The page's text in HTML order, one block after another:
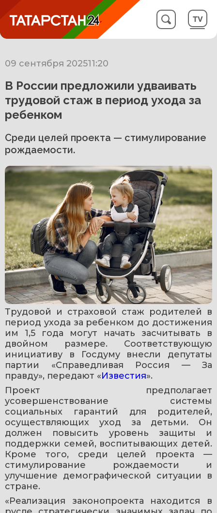
09 сентября 202511:20
В России предложили удваивать
трудовой стаж в период ухода за
ребенком
Среди целей проекта — стимулирование
рождаемости.
Трудовой и страховой стаж родителей в
период ухода за ребенком до достижения
им 1,5 года могут начать засчитывать в
двойном размере. Соответствующую
инициативу в Госдуму внесли депутаты
партии «Справедливая Россия — За
правду», передают «Известия».
Проект предполагает
усовершенствование системы
социальных гарантий для родителей,
осуществляющих уход за детьми. Он
должен повысить уровень защиты и
поддержки семей, воспитывающих детей.
Кроме того, среди целей проекта —
стимулирование рождаемости и
улучшение демографической ситуации в
стране.
«Реализация законопроекта находится в